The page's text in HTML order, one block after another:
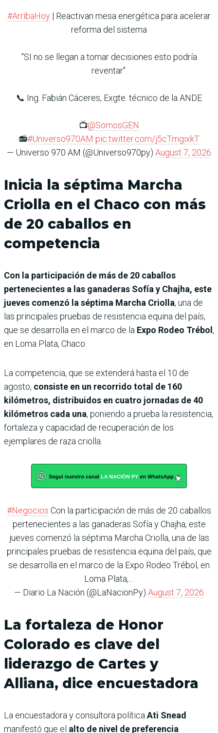
#ArribaHoy | Reactivan mesa energética para acelerar
reforma del sistema
"SI no se llegan a tomar decisiones esto podría
reventar".
📞 Ing. Fabián Cáceres, Exgte. técnico de la ANDE
📺@SomosGEN
📻#Universo970AM pic.twitter.com/j5cTmgixkT
— Universo 970 AM (@Universo970py) August 7, 2026
Inicia la séptima Marcha
Criolla en el Chaco con más
de 20 caballos en
competencia
Con la participación de más de 20 caballos
pertenecientes a las ganaderas Sofía y Chajha, este
jueves comenzó la séptima Marcha Criolla, una de
las principales pruebas de resistencia equina del país,
que se desarrolla en el marco de la Expo Rodeo Trébol,
en Loma Plata, Chaco.
La competencia, que se extenderá hasta el 10 de
agosto, consiste en un recorrido total de 160
kilómetros, distribuidos en cuatro jornadas de 40
kilómetros cada una, poniendo a prueba la resistencia,
fortaleza y capacidad de recuperación de los
ejemplares de raza criolla.
#Negocios Con la participación de más de 20 caballos
pertenecientes a las ganaderas Sofía y Chajha, este
jueves comenzó la séptima Marcha Criolla, una de las
principales pruebas de resistencia equina del país, que
se desarrolla en el marco de la Expo Rodeo Trébol, en
Loma Plata,…
— Diario La Nación (@LaNacionPy) August 7, 2026
La fortaleza de Honor
Colorado es clave del
liderazgo de Cartes y
Alliana, dice encuestadora
La encuestadora y consultora política Ati Snead
manifestó que el alto de nivel de preferencia